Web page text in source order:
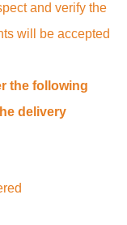
and verify the
will be accepted
the following
delivery